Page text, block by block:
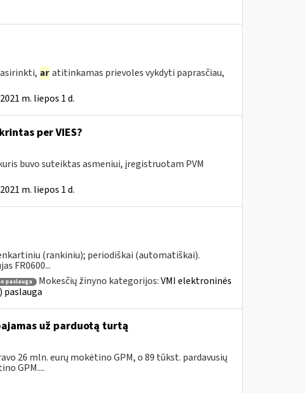
ar atitinkamas prievoles vykdyti paprasčiau,
m. liepos 1 d.
per VIES?
buvo suteiktas asmeniui, įregistruotam PVM
m. liepos 1 d.
(rankiniu); periodiškai (automatiškai).
FR0600...
paslauga Mokesčių žinyno kategorijos:VMI elektroninės
paslauga
už parduotą turtą
26 mln. eurų mokėtino GPM, o 89 tūkst. pardavusių
GPM....